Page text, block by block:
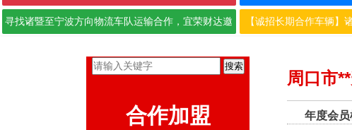
寻找诸暨至宁波方向物流车队运输合作，宜荣财达邀 【诚招长期合作车辆
搜索
合作加盟
周口市
年度会